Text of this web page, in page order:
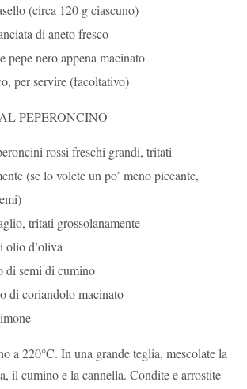
(circa 120 g ciascuno)
di aneto fresco
pepe nero appena macinato
per servire (facoltativo)
PEPERONCINO
rossi freschi grandi, tritati
(se lo volete un po’ meno piccante,
tritati grossolanamente
olio d’oliva
di semi di cumino
di coriandolo macinato
a 220°C. In una grande teglia, mescolate la
il cumino e la cannella. Condite e arrostite